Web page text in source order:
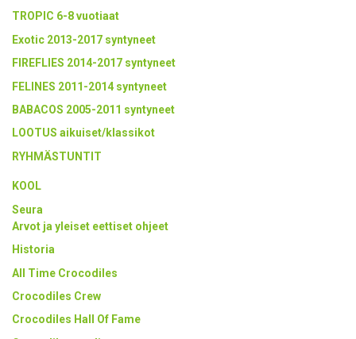
TROPIC 6-8 vuotiaat
Exotic 2013-2017 syntyneet
FIREFLIES 2014-2017 syntyneet
FELINES 2011-2014 syntyneet
BABACOS 2005-2011 syntyneet
LOOTUS aikuiset/klassikot
RYHMÄSTUNTIT
KOOL
Seura
Arvot ja yleiset eettiset ohjeet
Historia
All Time Crocodiles
Crocodiles Crew
Crocodiles Hall Of Fame